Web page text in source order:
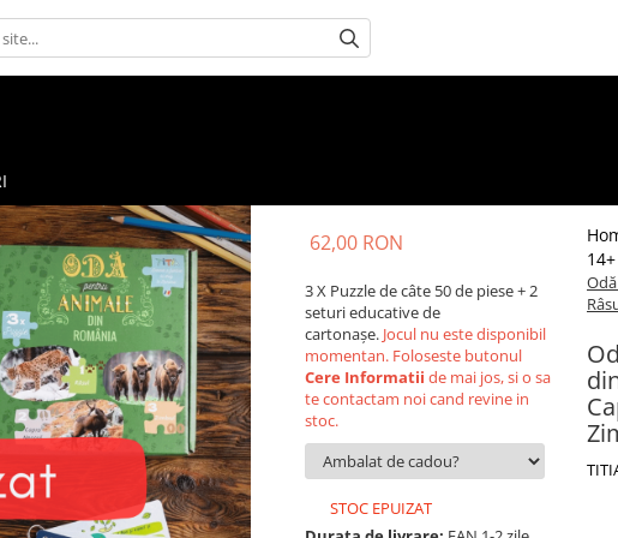
62,00 RON
3 X Puzzle de câte 50 de piese + 2
seturi educative de
cartonașe. Jocul nu este disponibil
momentan. Foloseste butonul
Cere Informatii de mai jos, si o sa
te contactam noi cand revine in
stoc.
STOC EPUIZAT